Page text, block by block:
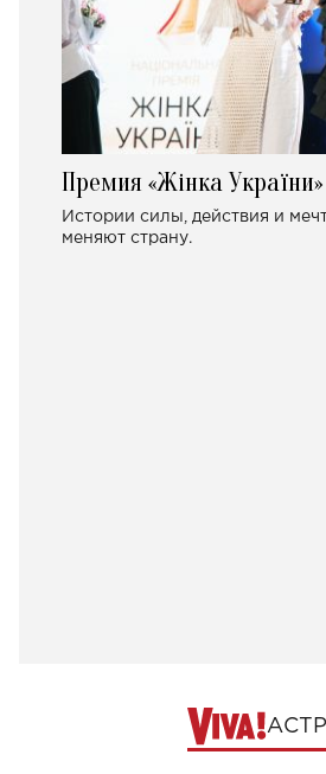
Премия «Жінка України»
Истории силы, действия и
меняют страну.